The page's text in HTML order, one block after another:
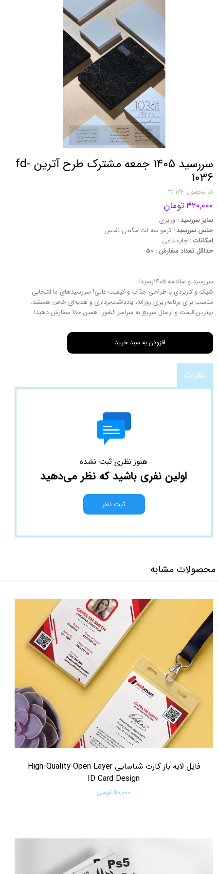
سررسید 1405 جمعه مشترک طرح آترین fd-
1036
کد محصول: fd-136
۳۲۰,۰۰۰ تومان
سایز سررسید : وزیری
جنس سررسید : ترمو سه لت مگنتی نفیس
امکانات : چاپ داغی
حداقل تعداد سفارش : 50
سررسید و سالنامه 1405رسید!
شیک و کاربردی با طراحی‌ جذاب و کیفیت عالی! سررسیدهای ما انتخابی
مناسب برای برنامه‌ریزی روزانه، یادداشت‌برداری و هدیه‌ای خاص هستند.
بهترین قیمت و ارسال سریع به سراسر کشور. همین حالا سفارش دهید!
افزودن به سبد خرید
نظرات
هنوز نظری ثبت نشده
اولین نفری باشید که نظر می‌دهید
ثبت نظر
محصولات مشابه
فایل لایه باز کارت شناسایی High-Quality Open Layer
ID Card Design
۵۰,۰۰۰ تومان